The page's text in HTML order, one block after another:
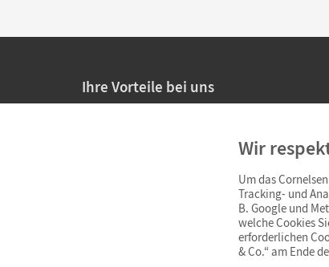
Ihre Vorteile bei uns
Persönliche Angebote für Lehrkräfte
Sicheres Einkaufen mit SSL-
Widerrufsfristvon 4 Wochen
Schnelle und einfache
Wir
Um das
Tracking- und
B. Google und
welche Cookies
erforderlichen
& Co.“ am Ende